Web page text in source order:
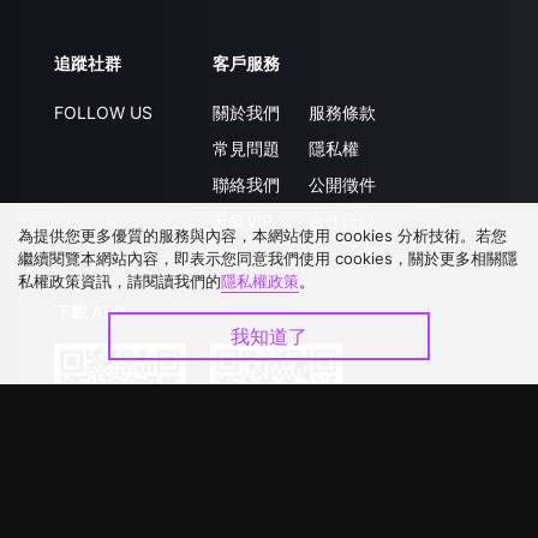
追蹤社群
FOLLOW US
客戶服務
關於我們
常見問題
聯絡我們
服務條款
隱私權
公開徵件
下載 APP
為提供您更多優質的服務與內容，本網站使用 cookies 分析技術。若您
繼續閱覽本網站內容，即表示您同意我們使用 cookies，關於更多相關隱
私權政策資訊，請閱讀我們的隱私權政策。
我知道了